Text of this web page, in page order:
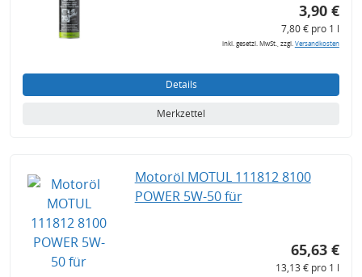
3,90 €
7,80 € pro 1 l
inkl. gesetzl. MwSt., zzgl.Versandkosten
Details
Merkzettel
Motoröl MOTUL 111812 8100
POWER 5W-50 für
65,63 €
13,13 € pro 1 l